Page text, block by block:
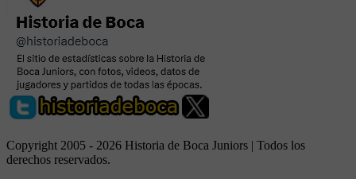
Copyright 2005 - 2026 Historia de Boca Juniors | Todos los
derechos reservados.